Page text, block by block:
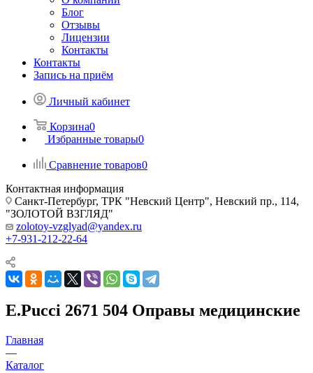
Блог
Отзывы
Лицензии
Контакты
Контакты
Запись на приём
Личный кабинет
Корзина0
Избранные товары0
Сравнение товаров0
Контактная информация
Санкт-Петербург, ТРК "Невский Центр", Невский пр., 114,
"ЗОЛОТОЙ ВЗГЛЯД"
zolotoy-vzglyad@yandex.ru
+7-931-212-22-64
E.Pucci 2671 504 Оправы медицинские
Главная
—
Каталог